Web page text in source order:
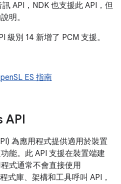
API，NDK 也支援此 API，但
明。
級別 14 新增了 PCM 支援。
ES 指南
API
為應用程式提供適用於裝置
能。此 API 支援在裝置端建
式通常不會直接使用
式庫、架構和工具呼叫 API，